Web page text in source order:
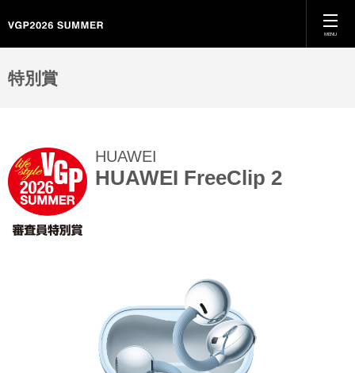
MENU
ホーム
特別賞
カテゴリー別受賞結果
特別賞
HUAWEI
HUAWEI FreeClip 2